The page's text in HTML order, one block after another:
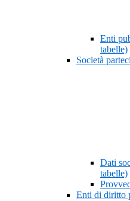
Enti
tabelle)
Società
Dati
tabelle)
Enti di diritto